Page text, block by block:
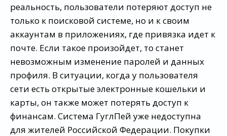
реальность, пользователи потеряют доступ не
только к поисковой системе, но и к своим
аккаунтам в приложениях, где привязка идет к
почте. Если такое произойдет, то станет
невозможным изменение паролей и данных
профиля. В ситуации, когда у пользователя
сети есть открытые электронные кошельки и
карты, он также может потерять доступ к
финансам. Система ГуглПей уже недоступна
для жителей Российской Федерации. Покупки